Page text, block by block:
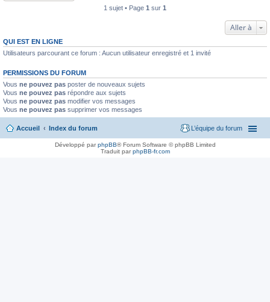
1 sujet • Page 1 sur 1
Aller à
QUI EST EN LIGNE
Utilisateurs parcourant ce forum : Aucun utilisateur enregistré et 1 invité
PERMISSIONS DU FORUM
Vous ne pouvez pas poster de nouveaux sujets
Vous ne pouvez pas répondre aux sujets
Vous ne pouvez pas modifier vos messages
Vous ne pouvez pas supprimer vos messages
Accueil Index du forum L’équipe du forum
Développé parphpBB® Forum Software © phpBB Limited
Traduit parphpBB-fr.com